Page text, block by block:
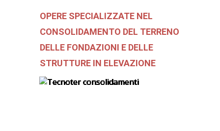
OPERE SPECIALIZZATE NEL
CONSOLIDAMENTO DEL TERRENO
DELLE FONDAZIONI E DELLE
STRUTTURE IN ELEVAZIONE